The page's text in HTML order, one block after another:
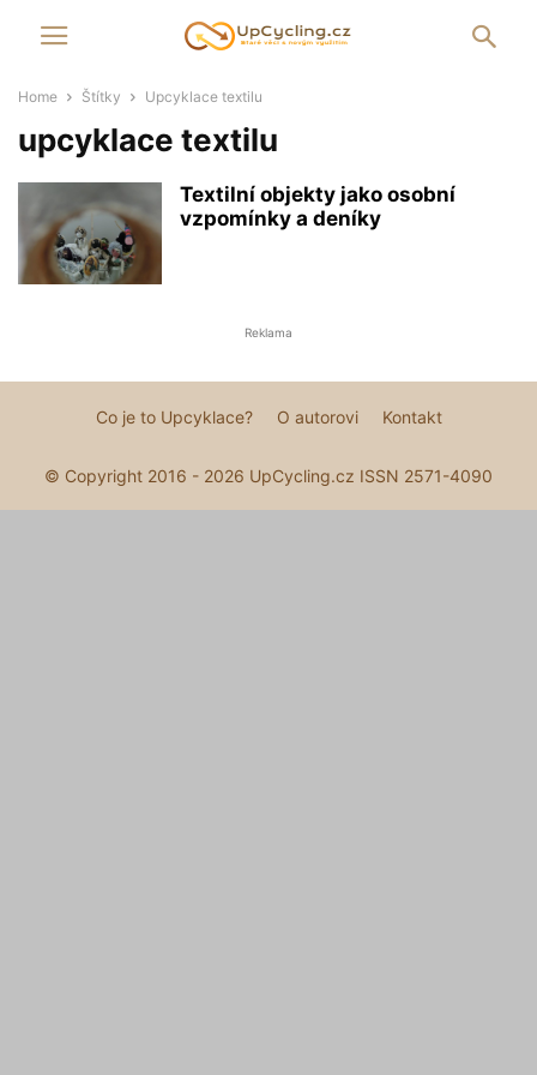
Home Štítky Upcyklace textilu
upcyklace textilu
Textilní objekty jako osobní
vzpomínky a deníky
Reklama
Co je to Upcyklace? O autorovi Kontakt
© Copyright 2016 - 2026 UpCycling.cz ISSN 2571-4090